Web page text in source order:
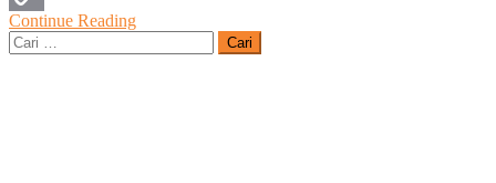
Copy
Continue Reading
Cari
untuk: